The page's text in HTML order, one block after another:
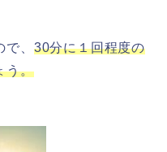
、 30分に１回程度の
う。